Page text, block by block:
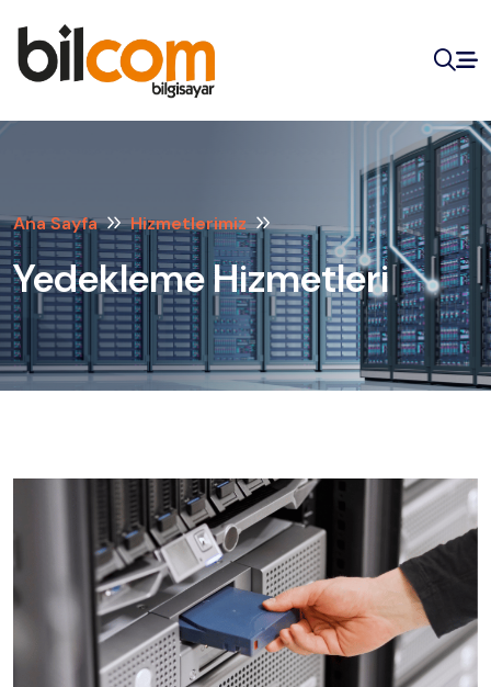
Ana Sayfa Hizmetlerimiz
Yedekleme Hizmetleri